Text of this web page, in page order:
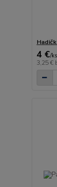
4 €/ks
3,25 €